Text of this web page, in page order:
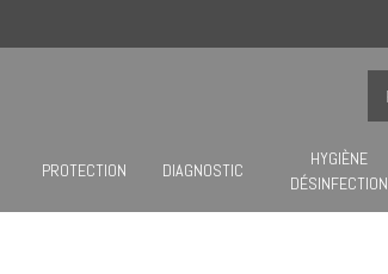
PROTECTION DIAGNOSTIC
HYGIÈNE
DÉSINFECTION